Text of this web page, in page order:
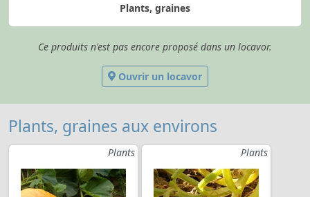
Plants, graines
Ce produits n'est pas encore proposé dans un locavor.
Ouvrir un locavor
Plants, graines aux environs
Plants Plants